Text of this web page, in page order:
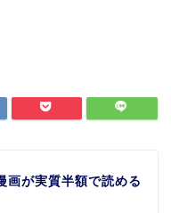
画が実質半額で読める